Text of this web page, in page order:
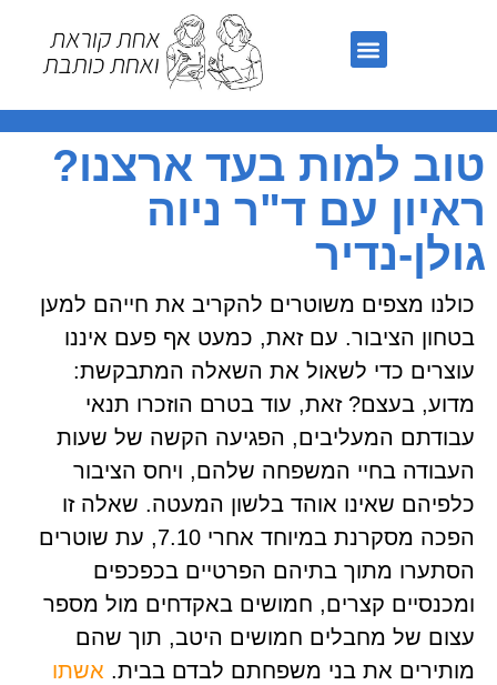
למות בעד ארצנו?
עם ד"ר ניוה
נדיר
מצפים משוטרים להקריב את חייהם למען
הציבור. עם זאת, כמעט אף פעם איננו
כדי לשאול את השאלה המתבקשת:
בעצם? זאת, עוד בטרם הוזכרו תנאי
המעליבים, הפגיעה הקשה של שעות
בחיי המשפחה שלהם, ויחס הציבור
שאינו אוהד בלשון המעטה. שאלה זו
הפכה מסקרנת במיוחד אחרי 7.10, עת שוטרים
מתוך בתיהם הפרטיים בכפכפים
קצרים, חמושים באקדחים מול מספר
של מחבלים חמושים היטב, תוך שהם
את בני משפחתם לבדם בבית.אשתו